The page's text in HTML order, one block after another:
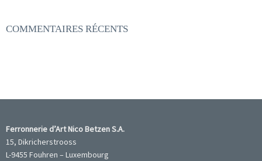
COMMENTAIRES RÉCENTS
Ferronnerie d’Art Nico Betzen S.A.
15, Dikricherstrooss
L-9455 Fouhren – Luxembourg